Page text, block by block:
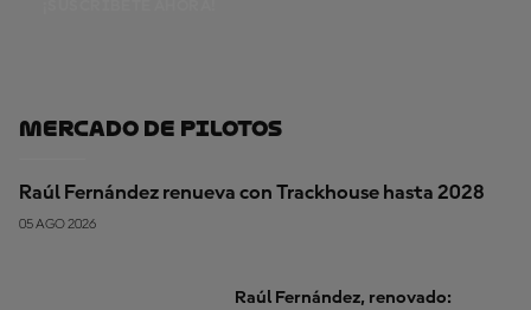
Mercado De Pilotos
Raúl Fernández renueva con Trackhouse hasta 2028
05 AGO 2026
Raúl Fernández, renovado: